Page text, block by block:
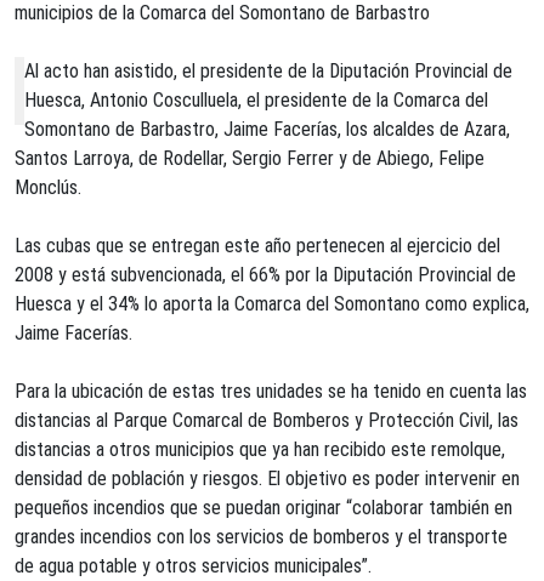
municipios de la Comarca del Somontano de Barbastro
Al acto han asistido, el presidente de la Diputación Provincial de
Huesca, Antonio Cosculluela, el presidente de la Comarca del
Somontano de Barbastro, Jaime Facerías, los alcaldes de Azara,
Santos Larroya, de Rodellar, Sergio Ferrer y de Abiego, Felipe
Monclús.
Las cubas que se entregan este año pertenecen al ejercicio del
2008 y está subvencionada, el 66% por la Diputación Provincial de
Huesca y el 34% lo aporta la Comarca del Somontano como explica,
Jaime Facerías.
Para la ubicación de estas tres unidades se ha tenido en cuenta las
distancias al Parque Comarcal de Bomberos y Protección Civil, las
distancias a otros municipios que ya han recibido este remolque,
densidad de población y riesgos. El objetivo es poder intervenir en
pequeños incendios que se puedan originar “colaborar también en
grandes incendios con los servicios de bomberos y el transporte
de agua potable y otros servicios municipales”.